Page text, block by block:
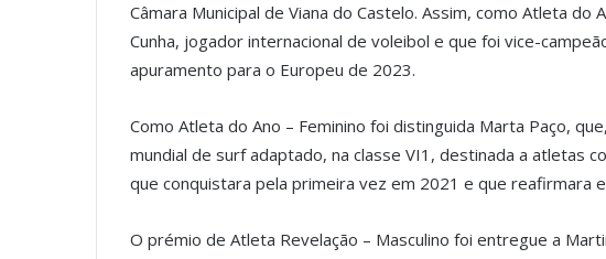
Câmara Municipal de Viana do Castelo. Assim, como Atleta do
Cunha, jogador internacional de voleibol e que foi vice-
apuramento para o Europeu de 2023.
Como Atleta do Ano – Feminino foi distinguida Marta Paço,
mundial de surf adaptado, na classe VI1, destinada a atletas
que conquistara pela primeira vez em 2021 e que reafirmara
O prémio de Atleta Revelação – Masculino foi entregue a